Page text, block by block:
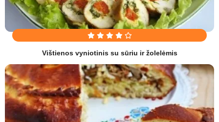
Vištienos vyniotinis su sūriu ir žolelėmis